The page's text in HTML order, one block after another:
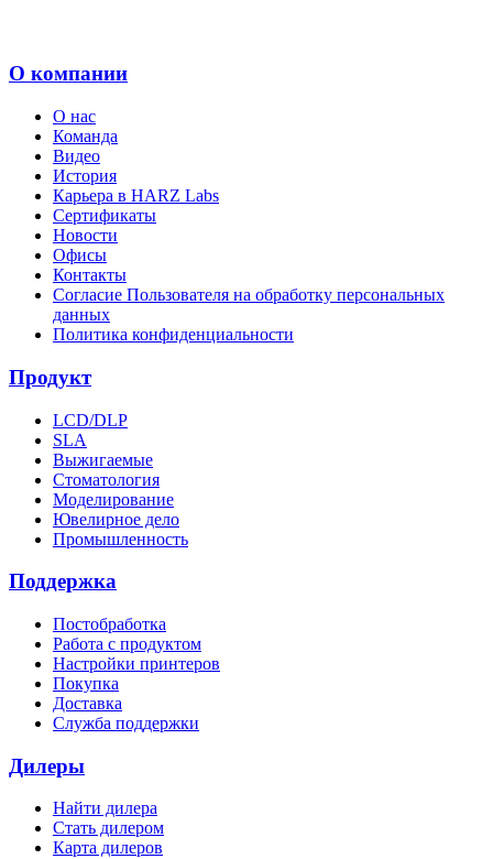
О компании
О нас
Команда
Видео
История
Карьера в HARZ Labs
Сертификаты
Новости
Офисы
Контакты
Согласие Пользователя на обработку персональных
данных
Политика конфиденциальности
Продукт
LCD/DLP
SLA
Выжигаемые
Стоматология
Моделирование
Ювелирное дело
Промышленность
Поддержка
Постобработка
Работа с продуктом
Настройки принтеров
Покупка
Доставка
Служба поддержки
Дилеры
Найти дилера
Cтать дилером
Карта дилеров